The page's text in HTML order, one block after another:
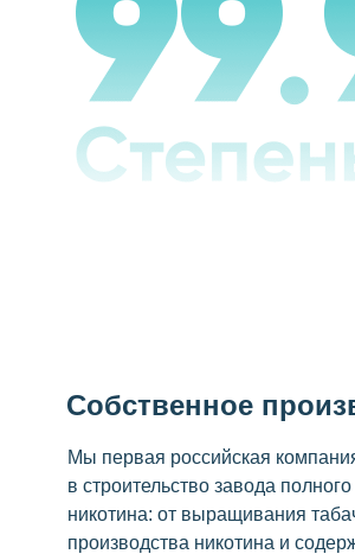
Собственное
Мы первая российская
в строительство завода
никотина: от выращивания
производства никотина и